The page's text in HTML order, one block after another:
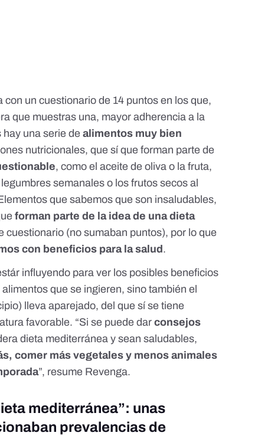
un cuestionario de 14 puntos en los que,
que muestras una, mayor adherencia a la
hay una serie dealimentos muy bien
nutricionales, que sí que forman parte de
, como el aceite de oliva o la fruta,
semanales o los frutos secos al
que sabemos que son insaludables,
forman parte de la idea de una dieta
cuestionario (no sumaban puntos), por lo que
con beneficios para la salud .
influyendo para ver los posibles beneficios
que se ingieren, sino también el
lleva aparejado, del que sí se tiene
favorable. “Si se puede darconsejos
dieta mediterránea y sean saludables,
comer más vegetales y menos animales
”, resume Revenga.
mediterránea”: unas
prevalencias de